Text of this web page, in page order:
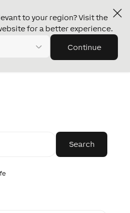
to your region? Visit the
for a better experience.
Continue